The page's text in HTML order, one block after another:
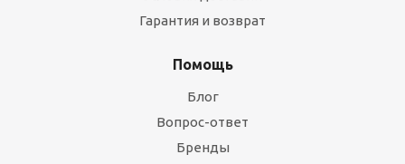
Гарантия и возврат
Помощь
Блог
Вопрос-ответ
Бренды